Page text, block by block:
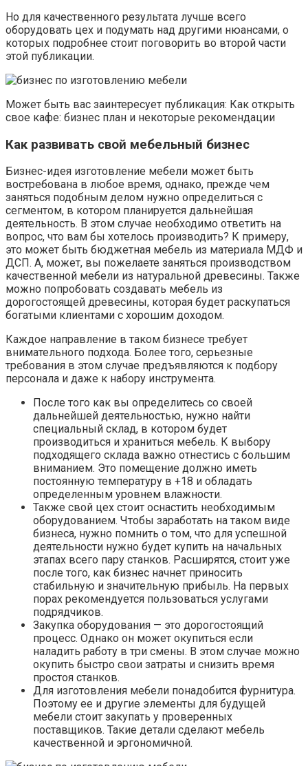
Но для качественного результата лучше всего
оборудовать цех и подумать над другими нюансами, о
которых подробнее стоит поговорить во второй части
этой публикации.
Может быть вас заинтересует публикация: Как открыть
свое кафе: бизнес план и некоторые рекомендации
Как развивать свой мебельный бизнес
Бизнес-идея изготовление мебели может быть
востребована в любое время, однако, прежде чем
заняться подобным делом нужно определиться с
сегментом, в котором планируется дальнейшая
деятельность. В этом случае необходимо ответить на
вопрос, что вам бы хотелось производить? К примеру,
это может быть бюджетная мебель из материала МДФ и
ДСП. А, может, вы пожелаете заняться производством
качественной мебели из натуральной древесины. Также
можно попробовать создавать мебель из
дорогостоящей древесины, которая будет раскупаться
богатыми клиентами с хорошим доходом.
Каждое направление в таком бизнесе требует
внимательного подхода. Более того, серьезные
требования в этом случае предъявляются к подбору
персонала и даже к набору инструмента.
После того как вы определитесь со своей
дальнейшей деятельностью, нужно найти
специальный склад, в котором будет
производиться и храниться мебель. К выбору
подходящего склада важно отнестись с большим
вниманием. Это помещение должно иметь
постоянную температуру в +18 и обладать
определенным уровнем влажности.
Также свой цех стоит оснастить необходимым
оборудованием. Чтобы заработать на таком виде
бизнеса, нужно помнить о том, что для успешной
деятельности нужно будет купить на начальных
этапах всего пару станков. Расширятся, стоит уже
после того, как бизнес начнет приносить
стабильную и значительную прибыль. На первых
порах рекомендуется пользоваться услугами
подрядчиков.
Закупка оборудования — это дорогостоящий
процесс. Однако он может окупиться если
наладить работу в три смены. В этом случае можно
окупить быстро свои затраты и снизить время
простоя станков.
Для изготовления мебели понадобится фурнитура.
Поэтому ее и другие элементы для будущей
мебели стоит закупать у проверенных
поставщиков. Такие детали сделают мебель
качественной и эргономичной.